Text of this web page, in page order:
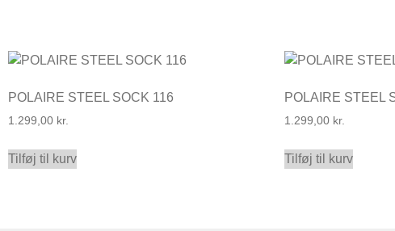
POLAIRE STEEL SOCK 116
1.299,00 kr.
Tilføj til kurv
POLAIRE STEEL
1.299,00 kr.
Tilføj til kurv